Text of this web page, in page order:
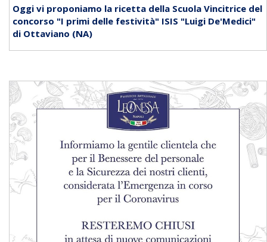
Oggi vi proponiamo la ricetta della Scuola Vincitrice del
concorso "I primi delle festività" ISIS "Luigi De'Medici"
di Ottaviano (NA)